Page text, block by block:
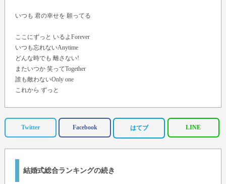
いつも 君の幸せを 願ってる
ここにずっと いるよForever
いつも忘れないAnytime
どんな時でも 離さない!
またいつか 笑ってTogether
誰も敵わないOnly one
これから ずっと
Oh... Forever Oh... Forever
Baby, きっと forever
Twitter Facebook はてブ LINE
結婚式総合ランキングの続き